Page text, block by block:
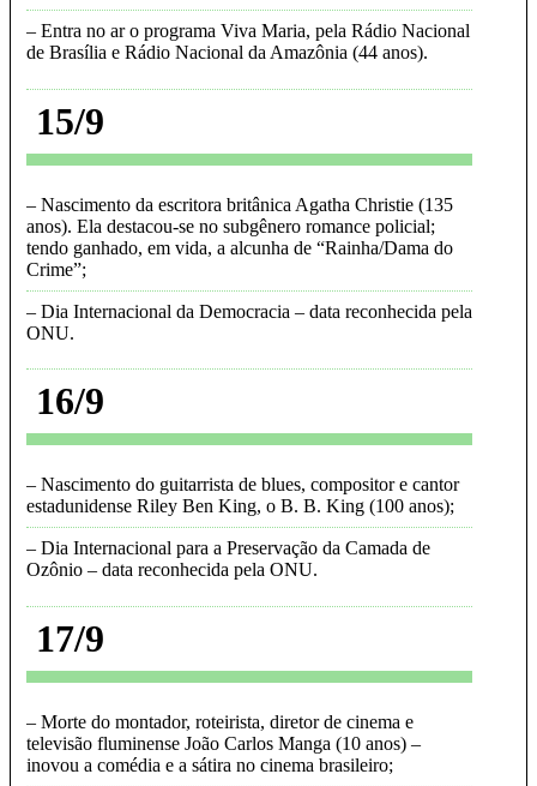
Entra no ar o programa Viva Maria, pela Rádio Nacional
de Brasília e Rádio Nacional da Amazônia (44 anos)
15/9
Nascimento da escritora britânica Agatha Christie (135
anos). Ela destacou-se no subgênero romance policial;
tendo ganhado, em vida, a alcunha de “Rainha/Dama do
Crime”
Dia Internacional da Democracia – data reconhecida pela
ONU
16/9
Nascimento do guitarrista de blues, compositor e cantor
estadunidense Riley Ben King, o B. B. King (100 anos)
Dia Internacional para a Preservação da Camada de
Ozônio – data reconhecida pela ONU
17/9
Morte do montador, roteirista, diretor de cinema e
televisão fluminense João Carlos Manga (10 anos) –
inovou a comédia e a sátira no cinema brasileiro